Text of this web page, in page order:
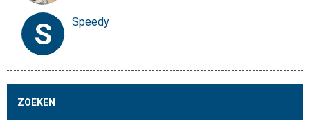
S Speedy
ZOEKEN